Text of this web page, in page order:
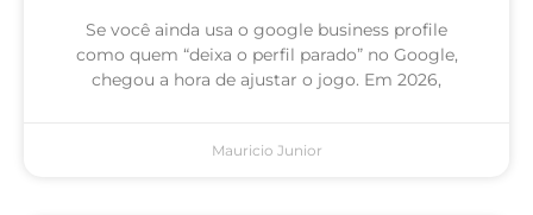
Se você ainda usa o google business profile
como quem “deixa o perfil parado” no Google,
chegou a hora de ajustar o jogo. Em 2026,
Mauricio Junior